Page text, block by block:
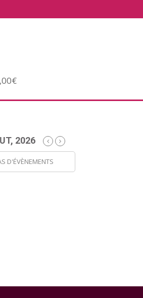
2026
D'ÉVÈNEMENTS